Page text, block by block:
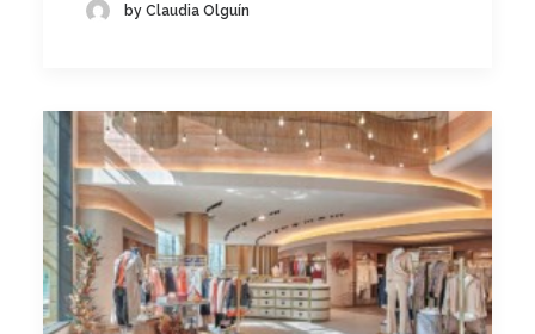
by Claudia Olguín